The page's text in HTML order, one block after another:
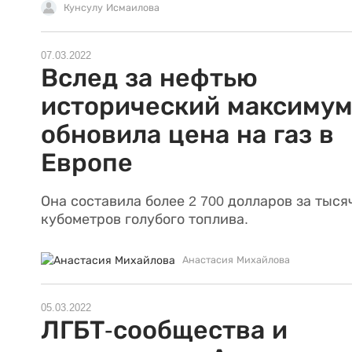
Кунсулу Исмаилова
07.03.2022
Вслед за нефтью
исторический максимум
обновила цена на газ в
Европе
Она составила более 2 700 долларов за
кубометров голубого топлива.
Анастасия Михайлова
05.03.2022
ЛГБТ-сообщества и